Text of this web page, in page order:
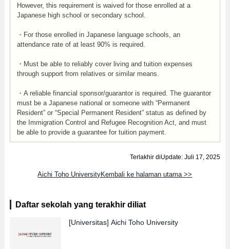
However, this requirement is waived for those enrolled at a
Japanese high school or secondary school.
・For those enrolled in Japanese language schools, an
attendance rate of at least 90% is required.
・Must be able to reliably cover living and tuition expenses
through support from relatives or similar means.
・A reliable financial sponsor/guarantor is required. The guarantor
must be a Japanese national or someone with “Permanent
Resident” or “Special Permanent Resident” status as defined by
the Immigration Control and Refugee Recognition Act, and must
be able to provide a guarantee for tuition payment.
Terlakhir diUpdate: Juli 17, 2025
Aichi Toho UniversityKembali ke halaman utama >>
Daftar sekolah yang terakhir diliat
[Universitas] Aichi Toho University